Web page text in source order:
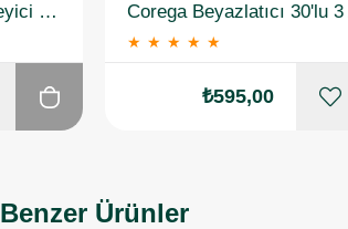
Corega Diş Protezi Temizleyici Tablet 6 Adet
★ ★ ★ ★ ★
₺595,00
Benzer Ürünler